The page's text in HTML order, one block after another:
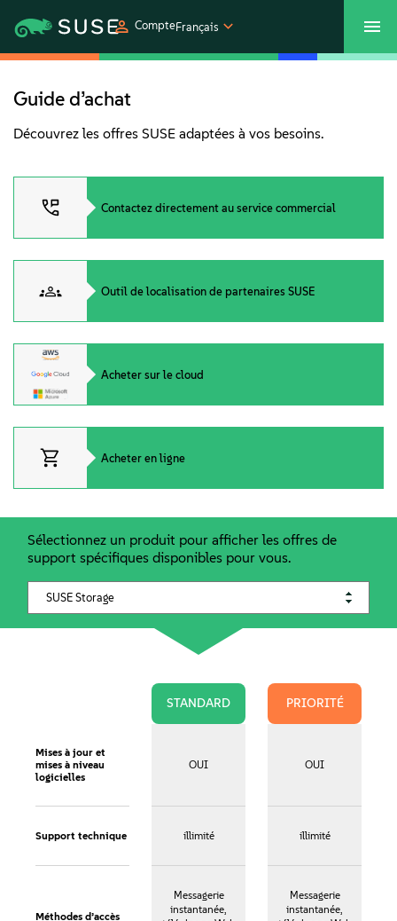
CompteFrançais
Produits
Support et services
Partenaires
Communautés
Qui sommes-nous
Contact
Guide d’achat
Découvrez les offres SUSE adaptées à vos besoins.
Contactez directement au service commercial
Outil de localisation de partenaires SUSE
Acheter sur le cloud
Acheter en ligne
Sélectionnez un produit pour afficher les offres de
support spécifiques disponibles pour vous.
STANDARD PRIORITÉ
Mises à jour et
mises à niveau
logicielles
OUI OUI
Support technique illimité illimité
Méthodes d’accès
Messagerie
instantanée,
Messagerie
instantanée,